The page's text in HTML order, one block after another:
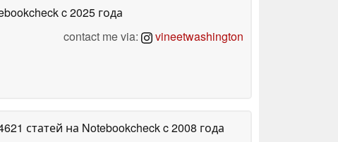
c 2025 года
contact me via:
vineetwashington
статей на Notebookcheckc 2008 года